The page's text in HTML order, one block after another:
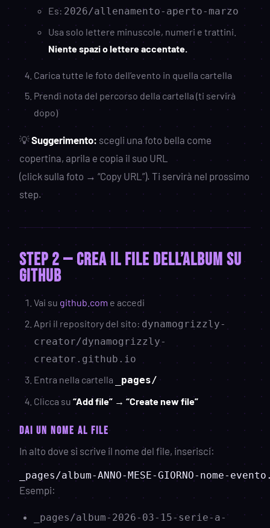
Es: 2026/allenamento-aperto-marzo
Usa solo lettere minuscole, numeri e trattini.
Niente spazi o lettere accentate.
Carica tutte le foto dell’evento in quella cartella
Prendi nota del percorso della cartella (ti servirà
dopo)
💡Suggerimento: scegli una foto bella come
copertina, aprila e copia il suo URL
(click sulla foto → “Copy URL”). Ti servirà nel prossimo
step.
STEP 2 — Crea il file dell’album su
GitHub
Vai su github.com e accedi
Apri il repository del sito: dynamogrizzly-
creator/dynamogrizzly-
creator.github.io
Entra nella cartella
_pages/
Clicca su “Add file” → “Create new file”
Dai un nome al file
In alto dove si scrive il nome del file, inserisci:
Esempi:
_pages/album-2026-03-15-serie-a-